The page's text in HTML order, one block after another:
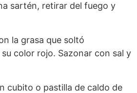
sartén, retirar del fuego y
la grasa que soltó
color rojo. Sazonar con sal y
cubito o pastilla de caldo de